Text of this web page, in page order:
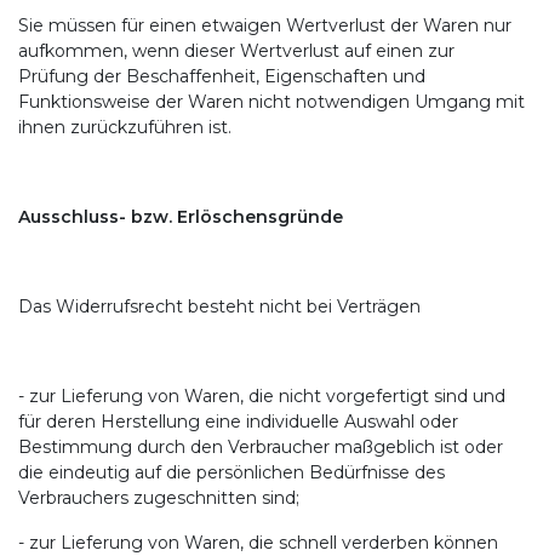
Sie müssen für einen etwaigen Wertverlust der Waren nur
aufkommen, wenn dieser Wertverlust auf einen zur
Prüfung der Beschaffenheit, Eigenschaften und
Funktionsweise der Waren nicht notwendigen Umgang mit
ihnen zurückzuführen ist.
Ausschluss- bzw. Erlöschensgründe
Das Widerrufsrecht besteht nicht bei Verträgen
- zur Lieferung von Waren, die nicht vorgefertigt sind und
für deren Herstellung eine individuelle Auswahl oder
Bestimmung durch den Verbraucher maßgeblich ist oder
die eindeutig auf die persönlichen Bedürfnisse des
Verbrauchers zugeschnitten sind;
- zur Lieferung von Waren, die schnell verderben können